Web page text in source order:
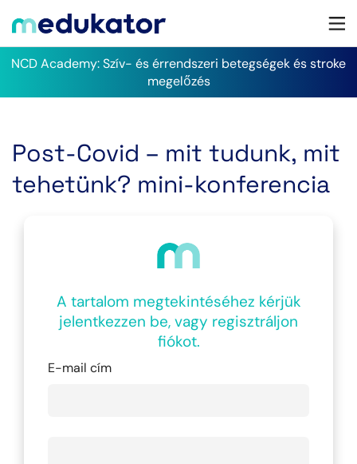
NCD Academy: Szív- és érrendszeri betegségek és stroke
megelőzés
Post-Covid – mit tudunk, mit
tehetünk? mini-konferencia
A tartalom megtekintéséhez kérjük
jelentkezzen be, vagy regisztráljon
fiókot.
E-mail cím